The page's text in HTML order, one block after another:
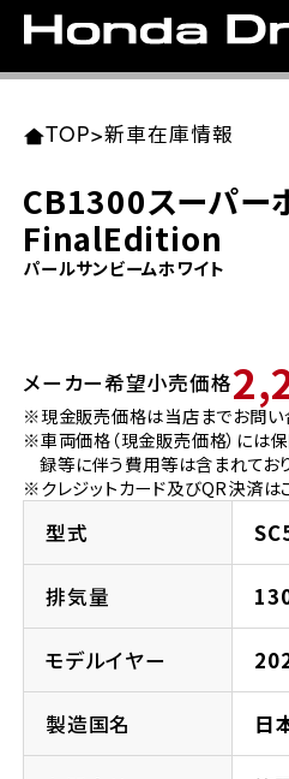
ラインアップ
洋用品
イベント
TOP>新車在庫情報
CB1300スーパー
FinalEdition
パールサンビームホワイト
メーカー希望小売価格
※現金販売価格は当店までお問い
※車両価格（現金販売価格）には保
録等に伴う費用等は含まれてお
※クレジットカード及びQR決済は
型式
排気量
モデルイヤー
製造国名 日
東北エリア 店舗一
岩手県
宮城県
ホンダドリーム 仙台
ホンダドリーム 宮
福島県
ホンダドリーム 郡山
関東エリア 店舗一
東京都
ホンダドリーム 練馬
ホンダドリーム 板橋
中部エリア 店舗一
愛知県
ホンダドリーム 小牧
ホンダドリーム 名古
近畿エリア 店舗一
大阪府
ホンダドリーム 藤井
ホンダドリーム 東淀
京都府
中国・四国エリア
岡山県
広島県
ホンダドリーム 広島
ホンダドリーム 福山
徳島県
ホンダドリーム 徳島
香川県
九州エリア 店舗一
福岡県
ホンダドリーム 久留
ホンダドリーム 福岡
熊本県